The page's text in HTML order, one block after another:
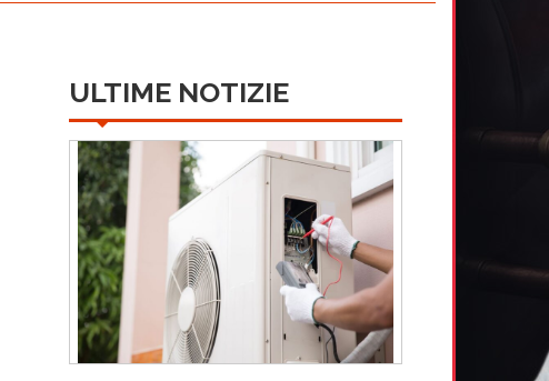
ULTIME NOTIZIE